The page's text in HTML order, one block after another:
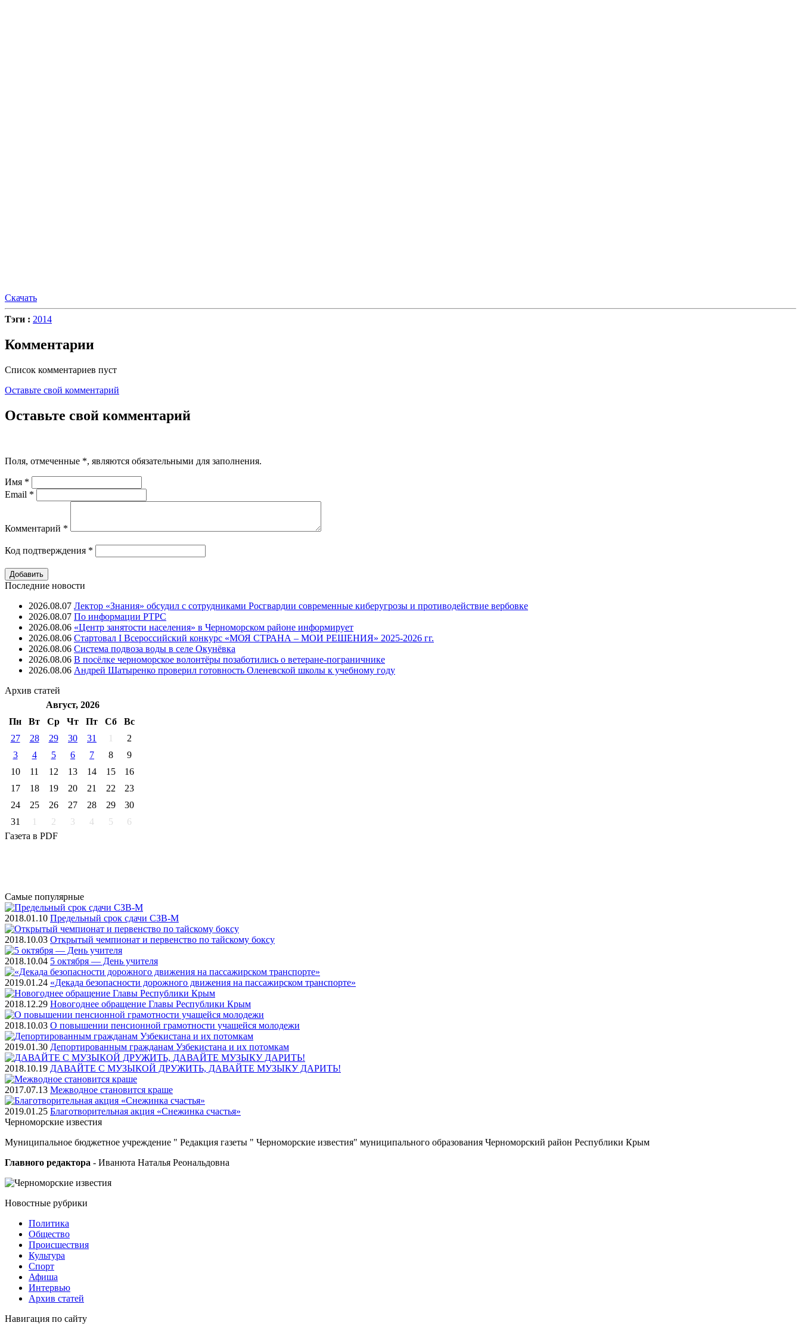
Скачать
Тэги : 2014
Комментарии
Список комментариев пуст
Оставьте свой комментарий
Оставьте свой комментарий
Поля, отмеченные *, являются обязательными для заполнения.
Имя *
Email *
Комментарий *
Код подтверждения *
Последние новости
2026.08.07 Лектор «Знания» обсудил с сотрудниками Росгвардии современные киберугрозы и противодействие вербовке
2026.08.07 ⁠По информации РТРС
2026.08.06 «Центр занятости населения» в Черноморском районе информирует
2026.08.06 Стартовал I Всероссийский конкурс «МОЯ СТРАНА – МОИ РЕШЕНИЯ» 2025-2026 гг.
2026.08.06 Система подвоза воды в селе Окунёвка
2026.08.06 В посёлке черноморское волонтёры позаботились о ветеране-пограничнике
2026.08.06 Андрей Шатыренко проверил готовность Оленевской школы к учебному году
Архив статей
Август, 2026
Пн
Вт Ср Чт Пт Cб
Вс
27
28 29 30 31 1
2
3
4 5 6 7 8
9
10
11 12 13 14 15
16
17
18 19 20 21 22
23
24
25 26 27 28 29
30
31
1 2 3 4 5
6
Газета в PDF
Самые популярные
2018.01.10 Предельный срок сдачи СЗВ-М
2018.10.03 Открытый чемпионат и первенство по тайскому боксу
2018.10.04 5 октября — День учителя
2019.01.24 «Декада безопасности дорожного движения на пассажирском транспорте»
2018.12.29 Новогоднее обращение Главы Республики Крым
2018.10.03 О повышении пенсионной грамотности учащейся молодежи
2019.01.30 Депортированным гражданам Узбекистана и их потомкам
2018.10.19 ДАВАЙТЕ С МУЗЫКОЙ ДРУЖИТЬ, ДАВАЙТЕ МУЗЫКУ ДАРИТЬ!
2017.07.13 Межводное становится краше
2019.01.25 Благотворительная акция «Снежинка счастья»
Черноморские известия
Муниципальное бюджетное учреждение " Редакция газеты " Черноморские известия" муниципального образования Черноморский район Республики Крым
Главного редактора - Иванюта Наталья Реональдовна
Новостные рубрики
Политика
Общество
Проиcшествия
Культура
Спорт
Афиша
Интервью
Архив статей
Навигация по сайту